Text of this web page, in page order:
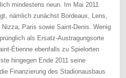
mindestens neun. Im Mai 2011
nämlich zunächst Bordeaux, Lens,
Nizza, Paris sowie Saint-Denis. Wenig
als Ersatz-Austragungsorte
Étienne ebenfalls zu Spielorten
hingegen Ende 2011 seine
Finanzierung des Stadionausbaus